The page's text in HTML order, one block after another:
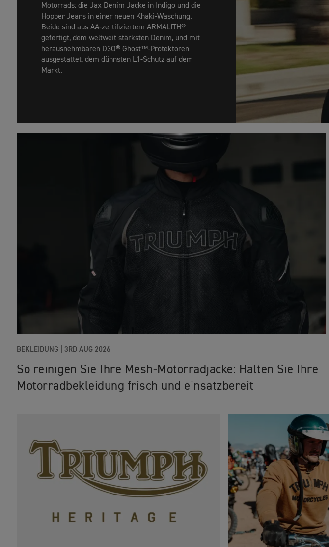
Motorrads: die Jax Denim Jacke in Indigo und die
Hopper Jeans in einer neuen Khaki-Waschung.
Beide sind aus AA-zertifiziertem ARMALITH®
gefertigt, dem weltweit stärksten Denim, und mit
herausnehmbaren D3O® Ghost™-Protektoren
ausgestattet, dem dünnsten L1-Schutz auf dem
Markt.
BEKLEIDUNG | 3RD AUG 2026
So reinigen Sie Ihre Mesh-Motorradjacke: Halten Sie Ihre
Motorradbekleidung frisch und einsatzbereit